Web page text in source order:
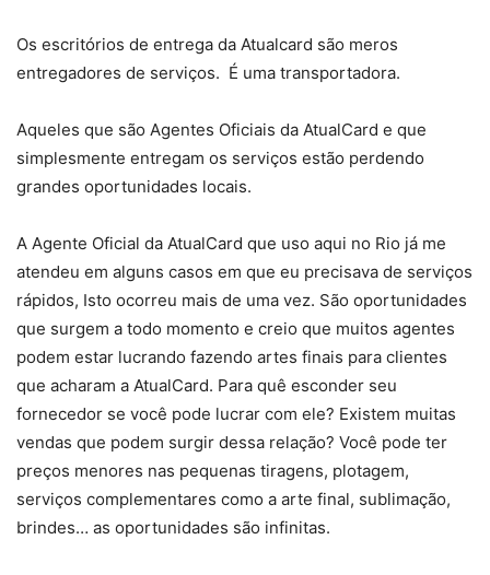
Os escritórios de entrega da Atualcard são meros
entregadores de serviços. É uma transportadora.
Aqueles que são Agentes Oficiais da AtualCard e que
simplesmente entregam os serviços estão perdendo
grandes oportunidades locais.
A Agente Oficial da AtualCard que uso aqui no Rio já me
atendeu em alguns casos em que eu precisava de serviços
rápidos, Isto ocorreu mais de uma vez. São oportunidades
que surgem a todo momento e creio que muitos agentes
podem estar lucrando fazendo artes finais para clientes
que acharam a AtualCard. Para quê esconder seu
fornecedor se você pode lucrar com ele? Existem muitas
vendas que podem surgir dessa relação? Você pode ter
preços menores nas pequenas tiragens, plotagem,
serviços complementares como a arte final, sublimação,
brindes… as oportunidades são infinitas.